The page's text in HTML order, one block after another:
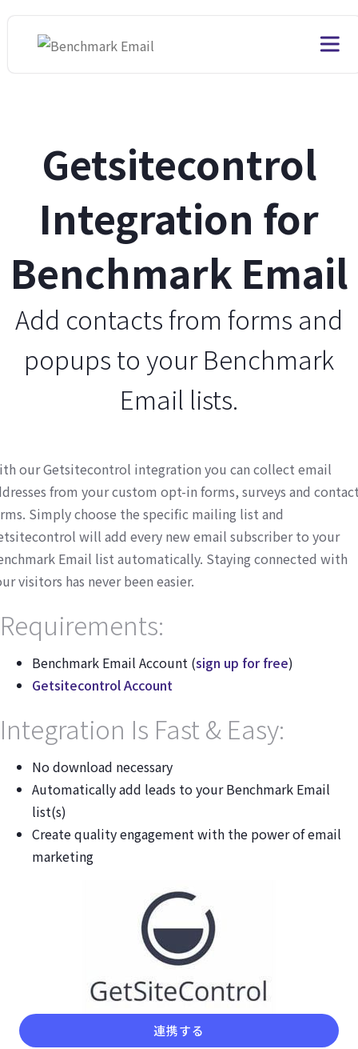
Getsitecontrol
Integration for
Benchmark Email
Add contacts from forms and
popups to your Benchmark
Email lists.
our Getsitecontrol integration you can collect email
from your custom opt-in forms, surveys and
Simply choose the specific mailing list and
will add every new email subscriber to your
Email list automatically. Staying connected with
visitors has never been easier.
Requirements:
Benchmark Email Account (sign up for free)
Getsitecontrol Account
Integration Is Fast & Easy:
No download necessary
Automatically add leads to your Benchmark Email
list(s)
Create quality engagement with the power of email
marketing
連携する